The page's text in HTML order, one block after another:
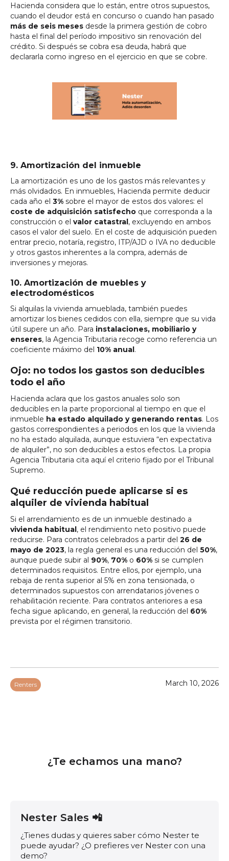
Hacienda considera que lo están, entre otros supuestos,
cuando el deudor está en concurso o cuando han pasado
más de seis meses desde la primera gestión de cobro
hasta el final del período impositivo sin renovación del
crédito. Si después se cobra esa deuda, habrá que
declararla como ingreso en el ejercicio en que se cobre.
9. Amortización del inmueble
La amortización es uno de los gastos más relevantes y
más olvidados. En inmuebles, Hacienda permite deducir
cada año el 3% sobre el mayor de estos dos valores: el
coste de adquisición satisfecho que corresponda a la
construcción o el valor catastral, excluyendo en ambos
casos el valor del suelo. En el coste de adquisición pueden
entrar precio, notaría, registro, ITP/AJD o IVA no deducible
y otros gastos inherentes a la compra, además de
inversiones y mejoras.
10. Amortización de muebles y
electrodomésticos
Si alquilas la vivienda amueblada, también puedes
amortizar los bienes cedidos con ella, siempre que su vida
útil supere un año. Para instalaciones, mobiliario y
enseres, la Agencia Tributaria recoge como referencia un
coeficiente máximo del 10% anual.
Ojo: no todos los gastos son deducibles
todo el año
Hacienda aclara que los gastos anuales solo son
deducibles en la parte proporcional al tiempo en que el
inmueble ha estado alquilado y generando rentas. Los
gastos correspondientes a periodos en los que la vivienda
no ha estado alquilada, aunque estuviera “en expectativa
de alquiler”, no son deducibles a estos efectos. La propia
Agencia Tributaria cita aquí el criterio fijado por el Tribunal
Supremo.
Qué reducción puede aplicarse si es
alquiler de vivienda habitual
Si el arrendamiento es de un inmueble destinado a
vivienda habitual, el rendimiento neto positivo puede
reducirse. Para contratos celebrados a partir del 26 de
mayo de 2023, la regla general es una reducción del 50%,
aunque puede subir al 90%, 70% o 60% si se cumplen
determinados requisitos. Entre ellos, por ejemplo, una
rebaja de renta superior al 5% en zona tensionada, o
determinados supuestos con arrendatarios jóvenes o
rehabilitación reciente. Para contratos anteriores a esa
fecha sigue aplicando, en general, la reducción del 60%
prevista por el régimen transitorio.
Renters March 10, 2026
¿Te echamos una mano?
Nester Sales 📲
¿Tienes dudas y quieres saber cómo Nester te
puede ayudar? ¿O prefieres ver Nester con una
demo?